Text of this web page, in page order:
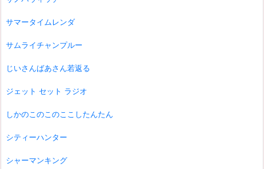
サマータイムレンダ
サムライチャンプルー
じいさんばあさん若返る
ジェット セット ラジオ
しかのこのこのここしたんたん
シティーハンター
シャーマンキング